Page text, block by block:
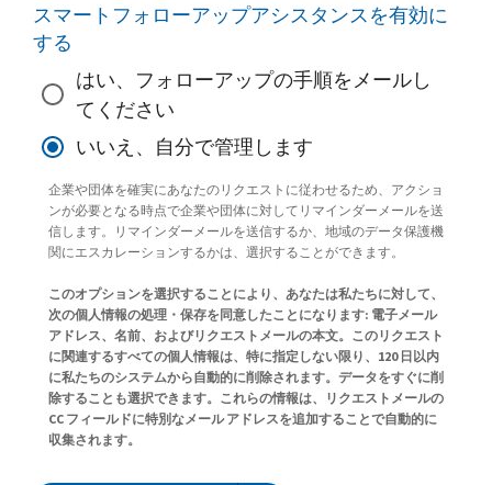
スマートフォローアップアシスタンスを有効に
する
はい、フォローアップの手順をメールし
てください
いいえ、自分で管理します
企業や団体を確実にあなたのリクエストに従わせるため、アクショ
ンが必要となる時点で企業や団体に対してリマインダーメールを送
信します。リマインダーメールを送信するか、地域のデータ保護機
関にエスカレーションするかは、選択することができます。
このオプションを選択することにより、あなたは私たちに対して、
次の個人情報の処理・保存を同意したことになります: 電子メール
アドレス、名前、およびリクエストメールの本文。このリクエスト
に関連するすべての個人情報は、特に指定しない限り、120 日以内
に私たちのシステムから自動的に削除されます。データをすぐに削
除することも選択できます。これらの情報は、リクエストメールの
CC フィールドに特別なメール アドレスを追加することで自動的に
収集されます。